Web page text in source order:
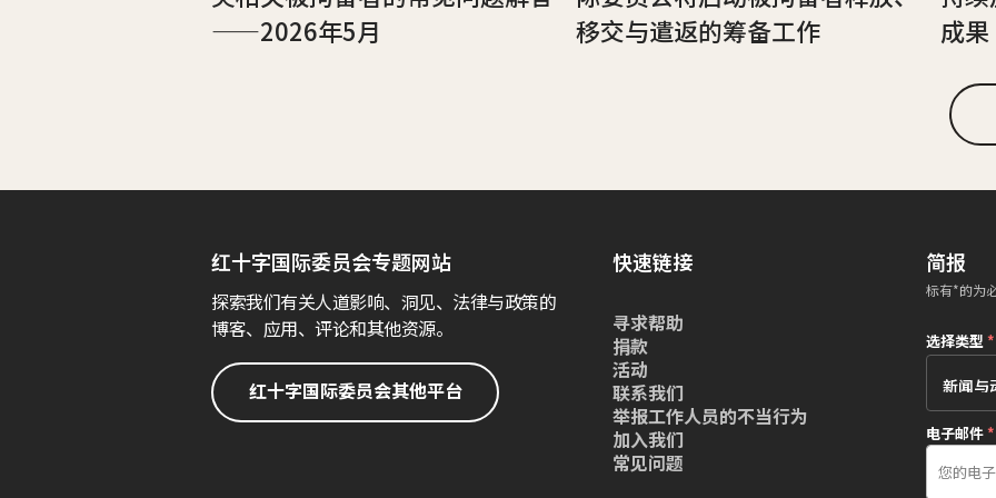
——2026年5月
移交与遣返的筹备工作
成果
红十字国际委员会专题网站
探索我们有关人道影响、洞见、法律与政策的
博客、应用、评论和其他资源。
红十字国际委员会其他平台
快速链接
寻求帮助
捐款
活动
联系我们
举报工作人员的不当行为
加入我们
常见问题
简报
标有*的为
选择类型 *
电子邮件*